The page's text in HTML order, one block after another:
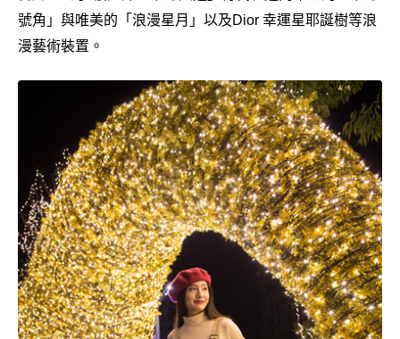
號角」與唯美的「浪漫星月」以及Dior 幸運星耶誕樹等浪
漫藝術裝置。